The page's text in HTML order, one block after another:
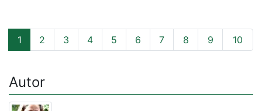
1 2 3 4 5 6 7 8 9 10
Autor